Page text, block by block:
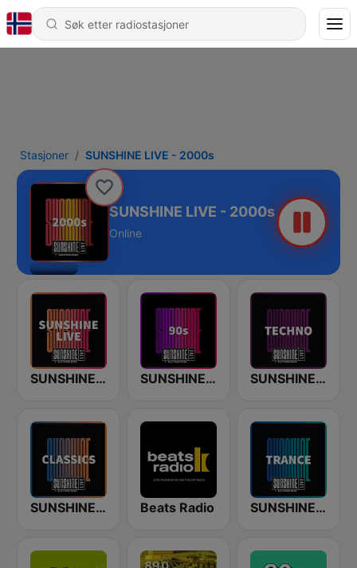
Stasjoner SUNSHINE LIVE - 2000s
SUNSHINE LIVE - 2000s
Online
SUNSHINE LIVE SUNSHINE LIVE - 90s SUNSHINE LIVE - Techno
SUNSHINE LIVE - Classics Beats Radio SUNSHINE LIVE - Trance